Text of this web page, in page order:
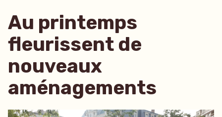
Au printemps
fleurissent de
nouveaux
aménagements